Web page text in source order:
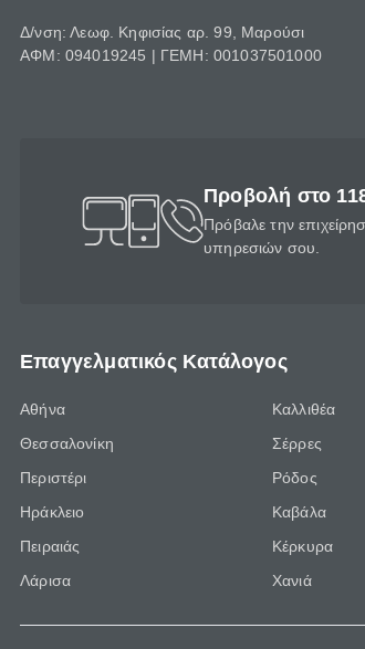
Δ/νση: Λεωφ. Κηφισίας αρ. 99, Μαρούσι
ΑΦΜ: 094019245 | ΓΕΜΗ: 001037501000
Προβολή στο
Πρόβαλε την
υπηρεσιών σου.
Επαγγελματικός Κατάλογος
Αθήνα
Θεσσαλονίκη
Περιστέρι
Ηράκλειο
Πειραιάς
Λάρισα
Καλλιθέα
Σέρρες
Ρόδος
Καβάλα
Κέρκυρα
Χανιά